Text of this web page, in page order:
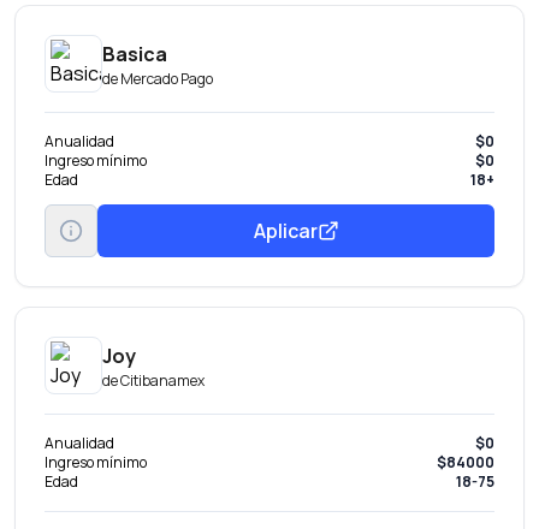
Basica
deMercado Pago
Anualidad
$0
Ingreso mínimo
$0
Edad
18+
Aplicar
Joy
deCitibanamex
Anualidad
$0
Ingreso mínimo
$84000
Edad
18-75